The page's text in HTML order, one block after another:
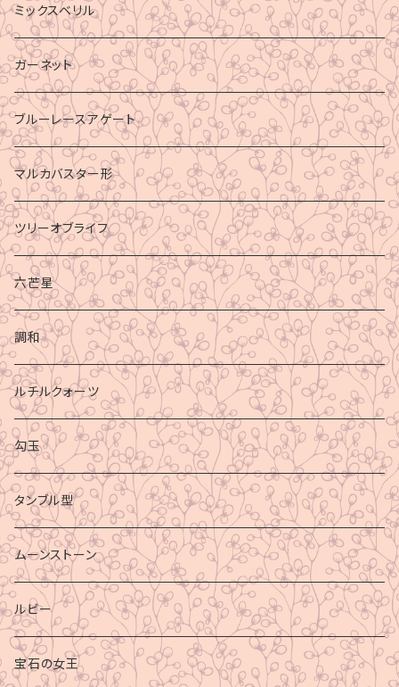
ミックスベリル
ガーネット
ブルーレースアゲート
マルカバスター形
ツリーオブライフ
六芒星
調和
ルチルクォーツ
勾玉
タンブル型
ムーンストーン
ルビー
宝石の女王